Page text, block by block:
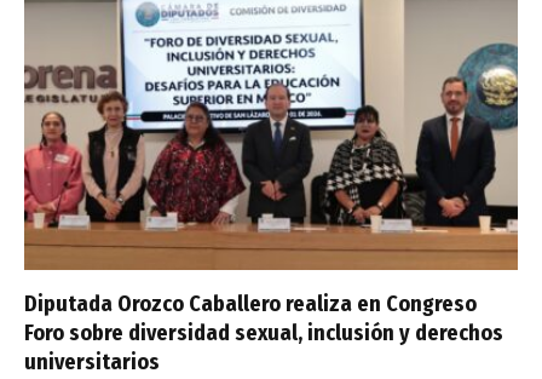
Diputada Orozco Caballero realiza en Congreso
Foro sobre diversidad sexual, inclusión y derechos
universitarios